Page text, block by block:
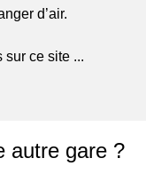
d’air.
ce site ...
autre gare ?